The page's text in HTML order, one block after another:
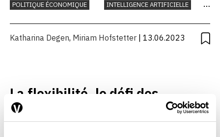
POLITIQUE ÉCONOMIQUE
INTELLIGENCE ARTIFICIELLE
Katharina Degen, Miriam Hofstetter | 13.06.2023
La flexibilité, le défi des
demandeurs d’emploi âgés ?